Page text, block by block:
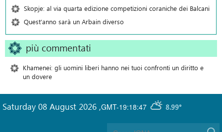
Skopje: al via quarta edizione competizioni coraniche dei Balcani
Quest’anno sarà un Arbain diverso
più commentati
Khamenei: gli uomini liberi hanno nei tuoi confronti un diritto e
un dovere
GMT-19:18:47 8.99°
Saturday 08 August 2026 ,